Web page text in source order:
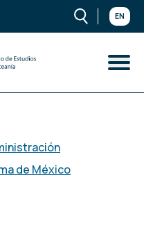
EN
de México